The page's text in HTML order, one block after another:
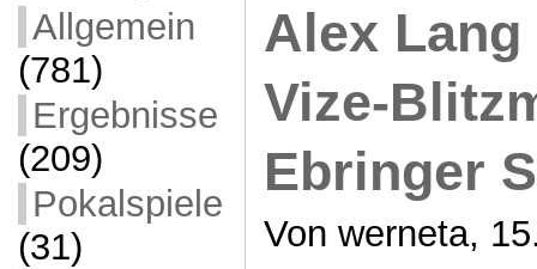
Allgemein
(781)
Ergebnisse
(209)
Pokalspiele
(31)
Alex
Vize-
Ebringer
Von werneta,